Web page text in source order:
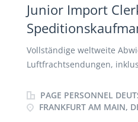
Junior Import
Vollständige weltweite
Luftfrachtsendungen,
Angebotserstellung,
Cargowise), Abwicklung,
PAGE PERSONNEL
FRANKFURT AM MAIN,